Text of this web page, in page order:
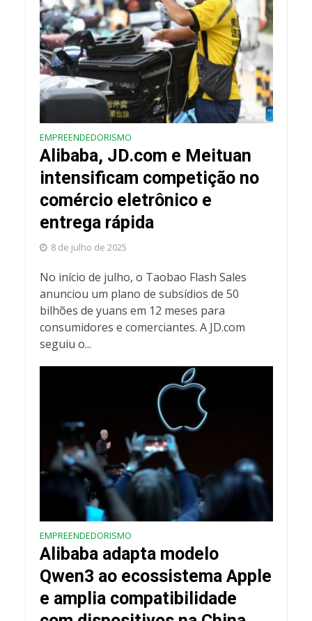
EMPREENDEDORISMO
Alibaba, JD.com e Meituan
intensificam competição no
comércio eletrônico e
entrega rápida
8 de julho de 2025
No início de julho, o Taobao Flash Sales
anunciou um plano de subsídios de 50
bilhões de yuans em 12 meses para
consumidores e comerciantes. A JD.com
seguiu o...
EMPREENDEDORISMO
Alibaba adapta modelo
Qwen3 ao ecossistema Apple
e amplia compatibilidade